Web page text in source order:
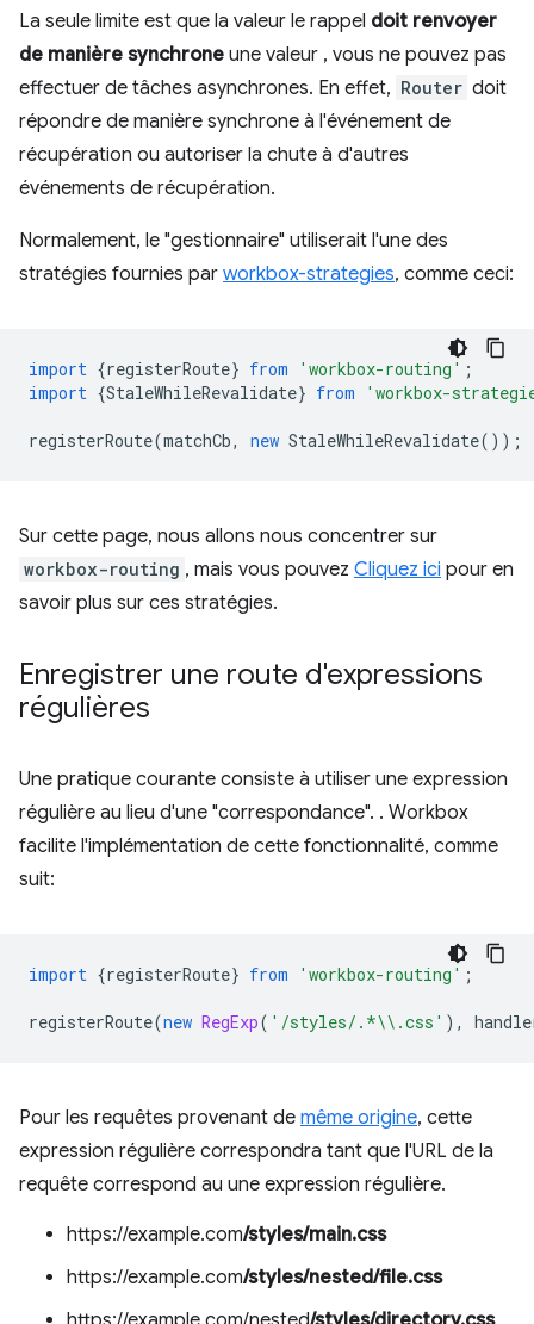
La seule limite est que la valeur le rappel doit renvoyer
de manière synchrone une valeur , vous ne pouvez pas
effectuer de tâches asynchrones. En effet, Router doit
répondre de manière synchrone à l'événement de
récupération ou autoriser la chute à d'autres
événements de récupération.
Normalement, le "gestionnaire" utiliserait l'une des
stratégies fournies par workbox-strategies, comme ceci:
import {registerRoute} from 'workbox-routing' ;
import {StaleWhileRevalidate} from 'workbox-
registerRoute(matchCb, new StaleWhileRevalidate());
Sur cette page, nous allons nous concentrer sur
workbox-routing , mais vous pouvez Cliquez ici pour en
savoir plus sur ces stratégies.
Enregistrer une route d'expressions
régulières
Une pratique courante consiste à utiliser une expression
régulière au lieu d'une "correspondance". . Workbox
facilite l'implémentation de cette fonctionnalité, comme
suit:
import {registerRoute} from 'workbox-routing' ;
registerRoute(new RegExp( '/styles/.*\\.css' ),
Pour les requêtes provenant de même origine, cette
expression régulière correspondra tant que l'URL de la
requête correspond au une expression régulière.
https://example.com/styles/main.css
https://example.com/styles/nested/file.css